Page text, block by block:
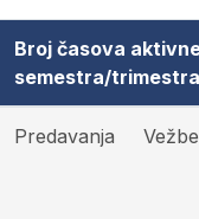
Broj časova
semestra/
Predavanja Vežbe